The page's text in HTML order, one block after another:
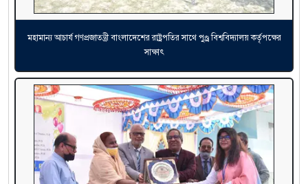
মহামান্য আচার্য গণপ্রজাতন্ত্রী বাংলাদেশের রাষ্ট্রপতির সাথে পুণ্ড্র বিশ্ববিদ্যালয় কর্তৃপক্ষের
সাক্ষাৎ